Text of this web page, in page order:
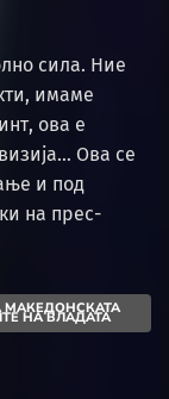
сила. Ние
имаме
ова е
Ова се
и под
на прес-
НА ВЛАДАТА